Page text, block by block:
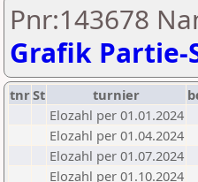
Pnr:143678
Grafik
tnrSt turnier
Elozahl per 01.01.2024
Elozahl per 01.04.2024
Elozahl per 01.07.2024
Elozahl per 01.10.2024